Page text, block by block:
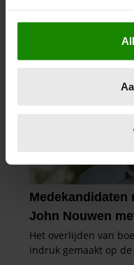
Als u het toestaat,
Informatie
locatie, die tot een
scannen op
verwerkt en stel uw
intrekken in de
We gebruiken cookies
personaliseren, om
en om ons
informatie over uw